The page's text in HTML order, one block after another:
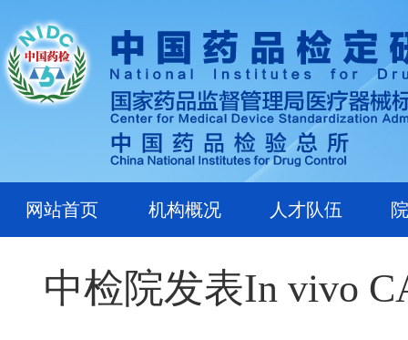
网站首页 机构概况 人才队伍
中检院发表In vivo